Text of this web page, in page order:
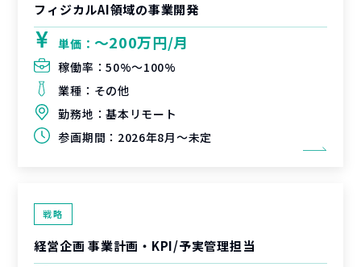
フィジカルAI領域の事業開発
単価： 〜200万円/月
稼働率：50%〜100%
業種： その他
勤務地：基本リモート
参画期間： 2026年8月～未定
戦略
経営企画 事業計画・KPI/予実管理担当